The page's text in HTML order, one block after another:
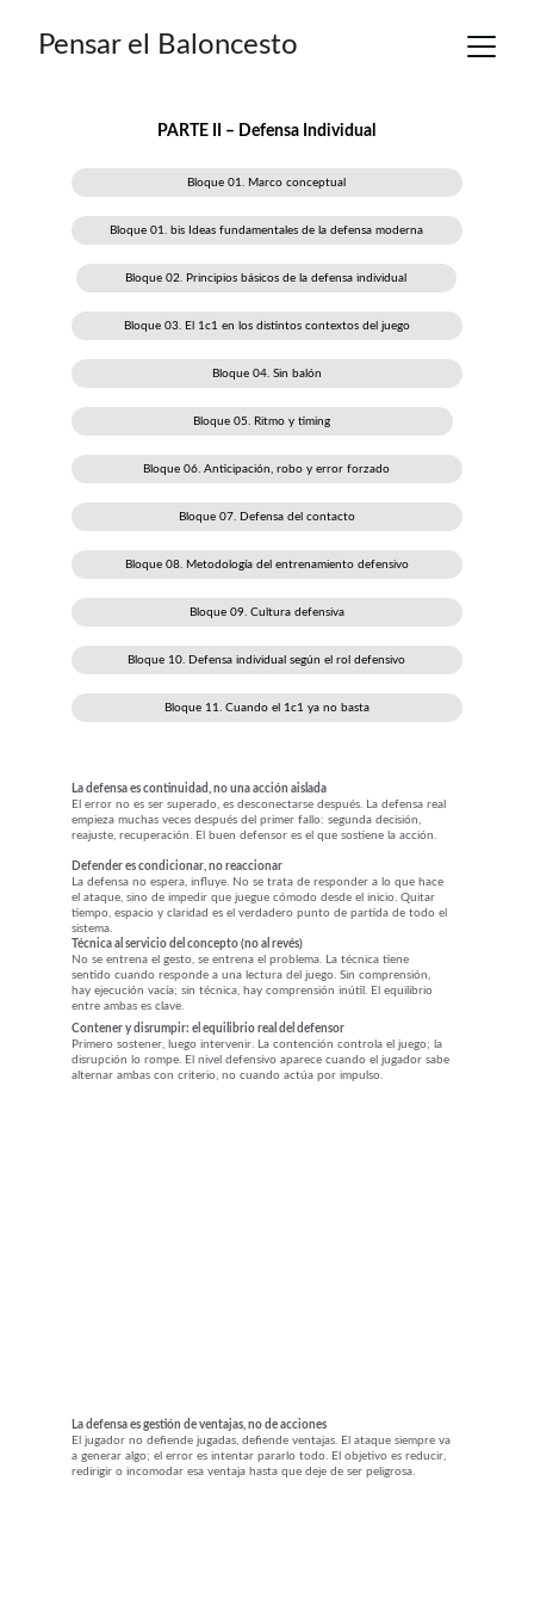
Pensar el Baloncesto
PARTE II – Defensa Individual
Bloque 01. Marco conceptual
Bloque 02. Principios básicos de la defensa individual
Bloque 08. Metodología del entrenamiento defensivo
Bloque 03. El 1c1 en los distintos contextos del juego
Bloque 04. Sin balón
Bloque 05. Ritmo y timing
Bloque 06. Anticipación, robo y error forzado
Bloque 07. Defensa del contacto
Bloque 09. Cultura defensiva
Bloque 10. Defensa individual según el rol defensivo
Bloque 11. Cuando el 1c1 ya no basta
Bloque 01. bis Ideas fundamentales de la defensa moderna
La defensa es continuidad, no una acción aislada
El error no es ser superado, es desconectarse después. La defensa real
empieza muchas veces después del primer fallo: segunda decisión,
reajuste, recuperación. El buen defensor es el que sostiene la acción.
La defensa es gestión de ventajas, no de acciones
El jugador no defiende jugadas, defiende ventajas. El ataque siempre va
a generar algo; el error es intentar pararlo todo. El objetivo es reducir,
redirigir o incomodar esa ventaja hasta que deje de ser peligrosa.
Contener y disrumpir: el equilibrio real del defensor
Primero sostener, luego intervenir. La contención controla el juego; la
disrupción lo rompe. El nivel defensivo aparece cuando el jugador sabe
alternar ambas con criterio, no cuando actúa por impulso.
Defender es condicionar, no reaccionar
La defensa no espera, influye. No se trata de responder a lo que hace
el ataque, sino de impedir que juegue cómodo desde el inicio. Quitar
tiempo, espacio y claridad es el verdadero punto de partida de todo el
sistema.
Técnica al servicio del concepto (no al revés)
No se entrena el gesto, se entrena el problema. La técnica tiene
sentido cuando responde a una lectura del juego. Sin comprensión,
hay ejecución vacía; sin técnica, hay comprensión inútil. El equilibrio
entre ambas es clave.